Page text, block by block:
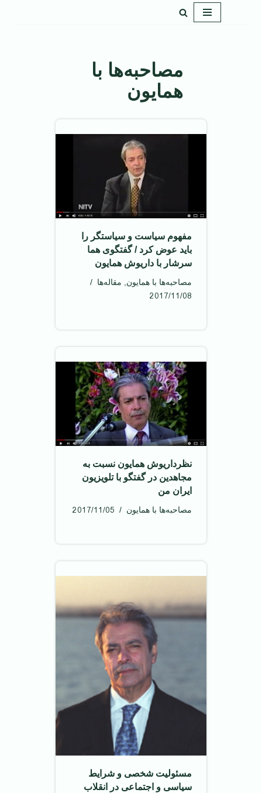
مصاحبه‌ها با
همایون
مفهوم سیاست و سیاستگر را
باید عوض کرد / گفتگوی هما
سرشار با داریوش همایون
مصاحبه‌ها با همایون مقاله‌ها
2017/11/08
نظرداریوش همایون نسبت به
مجاهدین در گفتگو با تلویزیون
ایران من
مصاحبه‌ها با همایون 2017/11/05
مسئولیت شخصی و شرایط
سیاسی و اجتماعی در انقلاب